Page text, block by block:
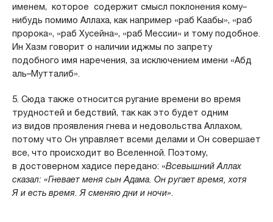
именем, которое содержит смысл поклонения кому–
нибудь помимо Аллаха, как например «раб Каабы», «раб
пророка», «раб Хусейна», «раб Мессии» и тому подобное.
Ин Хазм говорит о наличии иджмы по запрету
подобного имя наречения, за исключением имени «Абд
аль–Мутталиб».
5. Сюда также относится ругание времени во время
трудностей и бедствий, так как это будет одним
из видов проявления гнева и недовольства Аллахом,
потому что Он управляет всеми делами и Он совершает
все, что происходит во Вселенной. Поэтому,
в достоверном хадисе передано: «Всевышний Аллах
сказал: «Гневает меня сын Адама. Он ругает время, хотя
Я и есть время. Я сменяю дни и ночи».